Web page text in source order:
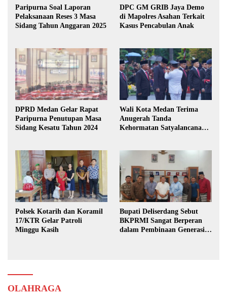
Paripurna Soal Laporan
Pelaksanaan Reses 3 Masa
Sidang Tahun Anggaran 2025
DPC GM GRIB Jaya Demo
di Mapolres Asahan Terkait
Kasus Pencabulan Anak
DPRD Medan Gelar Rapat
Paripurna Penutupan Masa
Sidang Kesatu Tahun 2024
Wali Kota Medan Terima
Anugerah Tanda
Kehormatan Satyalancana
Polsek Kotarih dan Koramil
17/KTR Gelar Patroli
Minggu Kasih
Bupati Deliserdang Sebut
BKPRMI Sangat Berperan
dalam Pembinaan Generasi
OLAHRAGA